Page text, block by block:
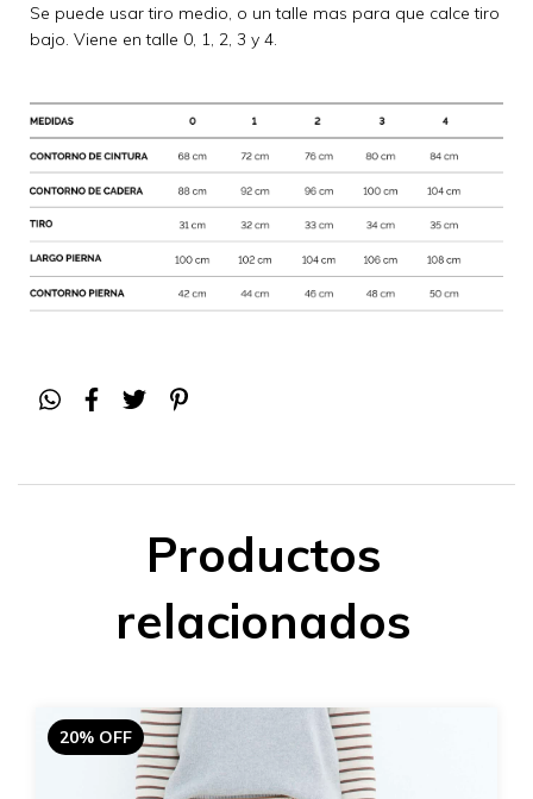
Se puede usar tiro medio, o un talle mas para que calce tiro
bajo. Viene en talle 0, 1, 2, 3 y 4.
Productos
relacionados
20% OFF